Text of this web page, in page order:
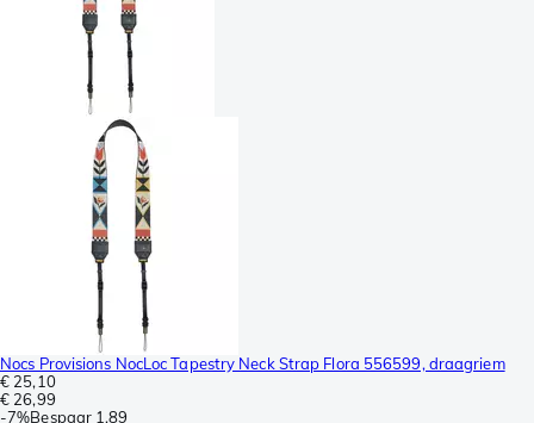
Nocs Provisions NocLoc Tapestry Neck Strap Flora 556599, draagriem
€ 25,10
€ 26,99
-7%Bespaar 1,89